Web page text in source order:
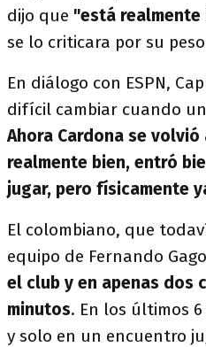
dijo que "está realmente
se lo criticara por su
En diálogo con ESPN,
difícil cambiar cuando
Ahora Cardona se
realmente bien, entró
jugar, pero físicamente
El colombiano, que
equipo de Fernando
el club y en apenas dos
minutos. En los últimos
y solo en un encuentro